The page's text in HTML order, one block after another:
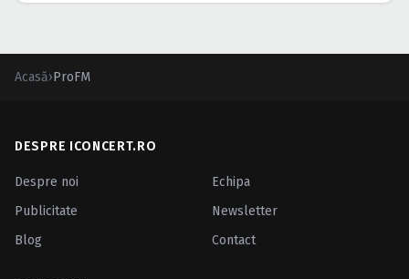
Acasă›ProFM
DESPRE ICONCERT.RO
Despre noi
Echipa
Publicitate
Newsletter
Blog
Contact